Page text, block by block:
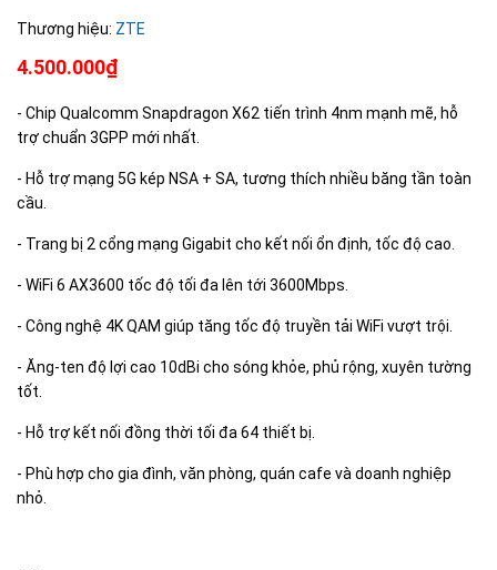
Thương hiệu: ZTE
4.500.000₫
- Chip Qualcomm Snapdragon X62 tiến trình 4nm mạnh mẽ, hỗ
trợ chuẩn 3GPP mới nhất.
- Hỗ trợ mạng 5G kép NSA + SA, tương thích nhiều băng tần toàn
cầu.
- Trang bị 2 cổng mạng Gigabit cho kết nối ổn định, tốc độ cao.
- WiFi 6 AX3600 tốc độ tối đa lên tới 3600Mbps.
- Công nghệ 4K QAM giúp tăng tốc độ truyền tải WiFi vượt trội.
- Ăng-ten độ lợi cao 10dBi cho sóng khỏe, phủ rộng, xuyên tường
tốt.
- Hỗ trợ kết nối đồng thời tối đa 64 thiết bị.
- Phù hợp cho gia đình, văn phòng, quán cafe và doanh nghiệp
nhỏ.